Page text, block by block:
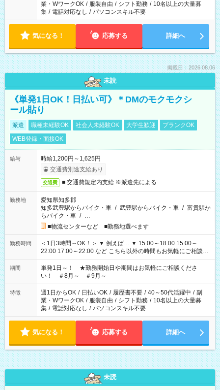
業・WワークOK / 服装自由 / シフト勤務 / 10名以上の大量募
集 / 電話対応なし / パソコンスキル不要
気になる！ 応募する 詳細へ
掲載日：2026.08.06
未読
《単発1日OK！日払い可》＊DMのモクモクシ
ール貼り
派遣 職種未経験OK 社会人未経験OK 大学生歓迎
ブランクOK
WEB登録・面接OK
給与
時給1,200円～1,625円
交通費別途支給あり
交通費 ■ 交通費規定内支給 ※派遣先による
勤務地
愛知県知多郡
知多武豊駅からバイク・車 / 武豊駅からバイク・車 / 富貴駅か
らバイク・車 / …
■物流センターなど ■勤務地選べます
勤務時間
＜1日3時間～OK！＞ ▼ 例えば… ▼ 15:00～18:00 15:00～
22:00 17:00～22:00 など こちら以外の時間もお気軽にご相談く
ださい！
期間
単発1日～！ ★勤務開始日や期間はお気軽にご相談くださ
い！ ＃8月～ ＃9月～
特徴 週1日からOK / 日払いOK / 履歴書不要 / 40～50代活躍中 / 副
業・WワークOK / 服装自由 / シフト勤務 / 10名以上の大量募
集 / 電話対応なし / パソコンスキル不要
気になる！ 応募する 詳細へ
未読